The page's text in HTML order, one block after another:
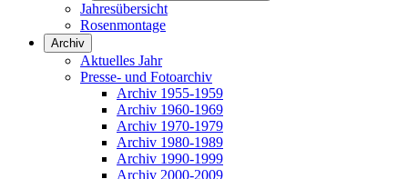
Jahresübersicht
Rosenmontage
Archiv
Aktuelles Jahr
Presse- und Fotoarchiv
Archiv 1955-1959
Archiv 1960-1969
Archiv 1970-1979
Archiv 1980-1989
Archiv 1990-1999
Archiv 2000-2009